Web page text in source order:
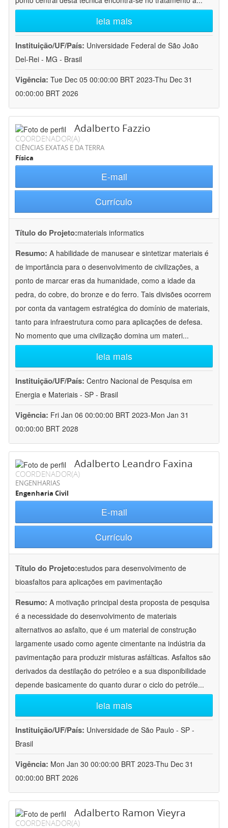
leia mais
Instituição/UF/País: Universidade Federal de São João
Del-Rei - MG - Brasil
Vigência: Tue Dec 05 00:00:00 BRT 2023-Thu Dec 31
00:00:00 BRT 2026
Adalberto Fazzio
COORDENADOR(A)
CIÊNCIAS EXATAS E DA TERRA
Física
E-mail
Currículo
Título do Projeto:materials informatics
Resumo: A habilidade de manusear e sintetizar materiais é
de importância para o desenvolvimento de civilizações, a
ponto de marcar eras da humanidade, como a idade da
pedra, do cobre, do bronze e do ferro. Tais divisões ocorrem
por conta da vantagem estratégica do domínio de materiais,
tanto para infraestrutura como para aplicações de defesa.
No momento que uma civilização domina um materi...
leia mais
Instituição/UF/País: Centro Nacional de Pesquisa em
Energia e Materiais - SP - Brasil
Vigência: Fri Jan 06 00:00:00 BRT 2023-Mon Jan 31
00:00:00 BRT 2028
Adalberto Leandro Faxina
COORDENADOR(A)
ENGENHARIAS
Engenharia Civil
E-mail
Currículo
Título do Projeto:estudos para desenvolvimento de
bioasfaltos para aplicações em pavimentação
Resumo: A motivação principal desta proposta de pesquisa
é a necessidade do desenvolvimento de materiais
alternativos ao asfalto, que é um material de construção
largamente usado como agente cimentante na indústria da
pavimentação para produzir misturas asfálticas. Asfaltos são
derivados da destilação do petróleo e a sua disponibilidade
depende basicamente do quanto durar o ciclo do petróle...
leia mais
Instituição/UF/País: Universidade de São Paulo - SP -
Brasil
Vigência: Mon Jan 30 00:00:00 BRT 2023-Thu Dec 31
00:00:00 BRT 2026
Adalberto Ramon Vieyra
COORDENADOR(A)